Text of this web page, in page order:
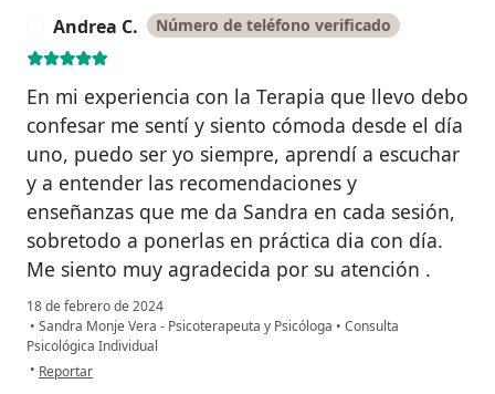
Andrea C. Número de teléfono verificado
En mi experiencia con la Terapia que llevo debo
confesar me sentí y siento cómoda desde el día
uno, puedo ser yo siempre, aprendí a escuchar
y a entender las recomendaciones y
enseñanzas que me da Sandra en cada sesión,
sobretodo a ponerlas en práctica dia con día.
Me siento muy agradecida por su atención .
18 de febrero de 2024
• Sandra Monje Vera - Psicoterapeuta y Psicóloga • Consulta
Psicológica Individual
• en opinión del usuario Andrea C.
Reportar